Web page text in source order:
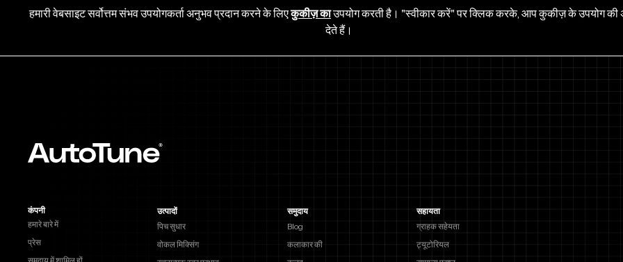
हमारी वेबसाइट सर्वोत्तम संभव उपयोगकर्ता अनुभव प्रदान करने के लिएकुकीज़ काउपयोग करती है। "स्वीकार करें" पर क्लिक करके, आप कुकीज़ के उपयोग की
देते हैं।
कंपनी
हमारे बारे में
प्रेस
उत्पादों
पिच सुधार
वोकल मिक्सिंग
समुदाय
Blog
कलाकार की
सहायता
ग्राहक सहेयता
ट्यूटोरियल